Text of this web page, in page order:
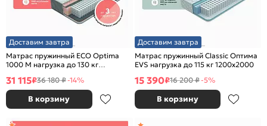
Доставим завтра
Матрас пружинный ECO Optima
1000 M нагрузка до 130 кг
31 115₽36 180 ₽-14%
В корзину
Доставим завтра
Матрас пружинный Classic Оптима
EVS нагрузка до 115 кг 1200x2000
15 390₽16 200 ₽-5%
В корзину